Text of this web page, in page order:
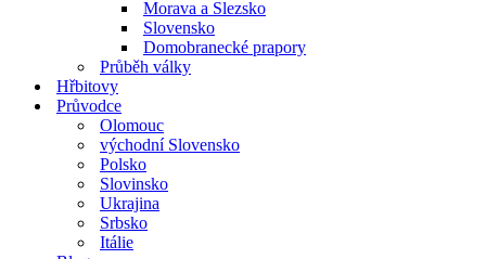
Morava a Slezsko
Slovensko
Domobranecké prapory
Průběh války
Hřbitovy
Průvodce
Olomouc
východní Slovensko
Polsko
Slovinsko
Ukrajina
Srbsko
Itálie